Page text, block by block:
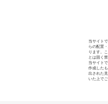
当サイト
らの配置
ります。
とは固く
当サイト
作成した
出された
いた上でご